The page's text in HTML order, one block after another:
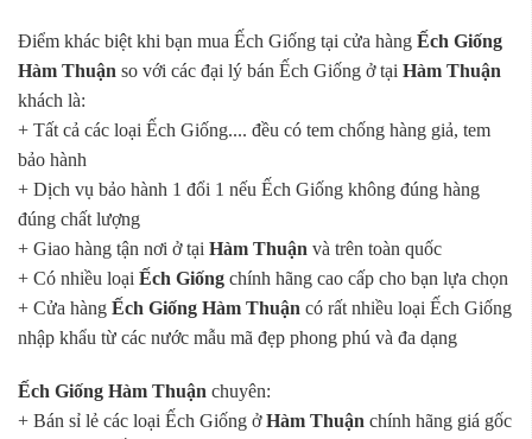
Điểm khác biệt khi bạn mua Ếch Giống tại cửa hàng Ếch Giống
Hàm Thuận so với các đại lý bán Ếch Giống ở tại Hàm Thuận
khách là:
+ Tất cả các loại Ếch Giống.... đều có tem chống hàng giả, tem
bảo hành
+ Dịch vụ bảo hành 1 đổi 1 nếu Ếch Giống không đúng hàng
đúng chất lượng
+ Giao hàng tận nơi ở tại Hàm Thuận và trên toàn quốc
+ Có nhiều loại Ếch Giống chính hãng cao cấp cho bạn lựa chọn
+ Cửa hàng Ếch Giống Hàm Thuận có rất nhiều loại Ếch Giống
nhập khẩu từ các nước mẫu mã đẹp phong phú và đa dạng
Ếch Giống Hàm Thuận chuyên:
+ Bán sỉ lẻ các loại Ếch Giống ởHàm Thuận chính hãng giá gốc